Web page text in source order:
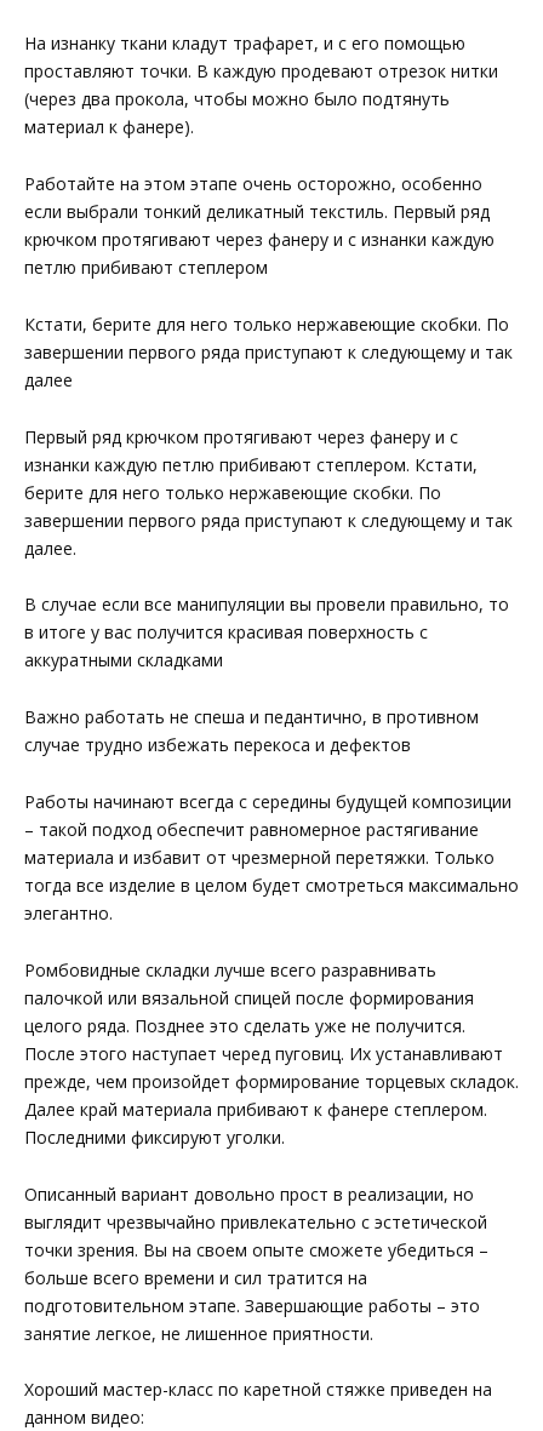
На изнанку ткани кладут трафарет, и с его помощью
проставляют точки. В каждую продевают отрезок нитки
(через два прокола, чтобы можно было подтянуть
материал к фанере).
Работайте на этом этапе очень осторожно, особенно
если выбрали тонкий деликатный текстиль. Первый ряд
крючком протягивают через фанеру и с изнанки каждую
петлю прибивают степлером
Кстати, берите для него только нержавеющие скобки. По
завершении первого ряда приступают к следующему и так
далее
Первый ряд крючком протягивают через фанеру и с
изнанки каждую петлю прибивают степлером. Кстати,
берите для него только нержавеющие скобки. По
завершении первого ряда приступают к следующему и так
далее.
В случае если все манипуляции вы провели правильно, то
в итоге у вас получится красивая поверхность с
аккуратными складками
Важно работать не спеша и педантично, в противном
случае трудно избежать перекоса и дефектов
Работы начинают всегда с середины будущей композиции
– такой подход обеспечит равномерное растягивание
материала и избавит от чрезмерной перетяжки. Только
тогда все изделие в целом будет смотреться максимально
элегантно.
Ромбовидные складки лучше всего разравнивать
палочкой или вязальной спицей после формирования
целого ряда. Позднее это сделать уже не получится.
После этого наступает черед пуговиц. Их устанавливают
прежде, чем произойдет формирование торцевых складок.
Далее край материала прибивают к фанере степлером.
Последними фиксируют уголки.
Описанный вариант довольно прост в реализации, но
выглядит чрезвычайно привлекательно с эстетической
точки зрения. Вы на своем опыте сможете убедиться –
больше всего времени и сил тратится на
подготовительном этапе. Завершающие работы – это
занятие легкое, не лишенное приятности.
Хороший мастер-класс по каретной стяжке приведен на
данном видео: